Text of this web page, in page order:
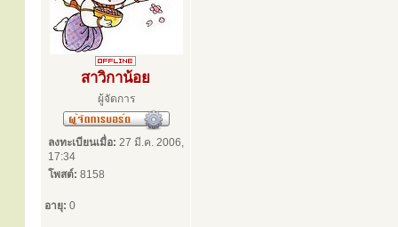
สาวิกาน้อย
ผู้จัดการ
ลงทะเบียนเมื่อ: 27 มี.ค. 2006,
17:34
โพสต์: 8158
อายุ: 0